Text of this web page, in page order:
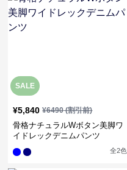
SALE
¥5,840 ¥6490(割引前)
骨格ナチュラルWボタン美脚ワ
イドレックデニムパンツ
全2色